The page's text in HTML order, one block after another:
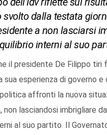
svolto dalla testata
a non lasciarsi
interni al suo
il presidente De Filippo
sua esperienza di governo e
affronti la nuova
non lasciandosi imbrigliare
al suo partito. Il